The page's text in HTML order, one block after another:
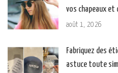
vos chapeaux et
août 1, 2026
Fabriquez des
astuce toute